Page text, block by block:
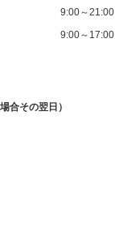
9:00～21:00
9:00～17:00
合その翌日）